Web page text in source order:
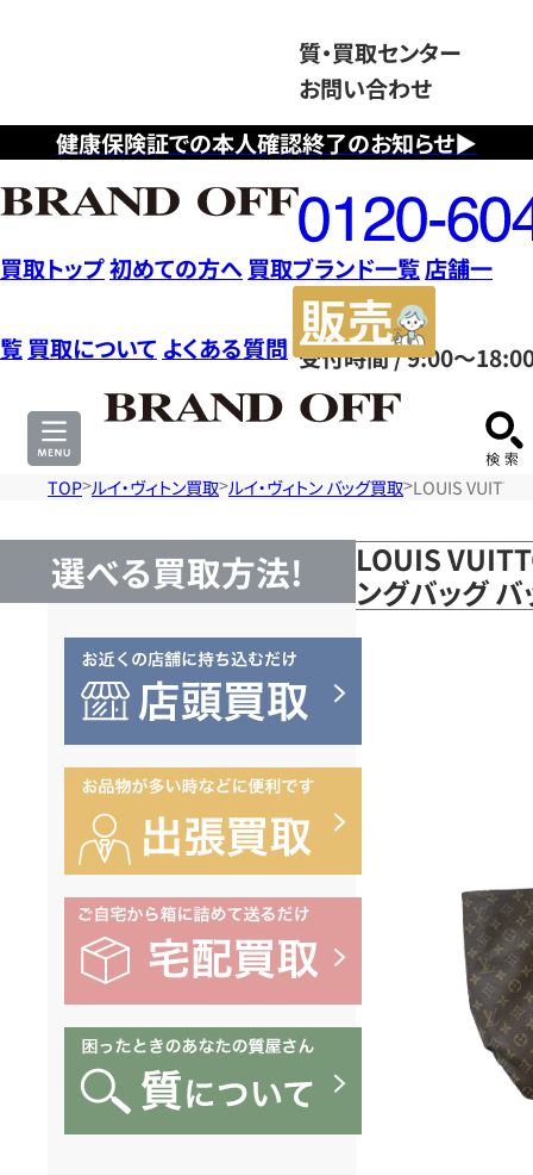
健康保険証での本人確認終了のお知らせ▶
質・買取センター
お問い合わせ
フ
リ
ー
ダ
イ
ヤ
ル
0120604117
受付時間 / 9:00～
買取トップ初めての方へ 買取ブランド一覧店舗一
覧 買取について よくある質問
サ
TOP ルイ・ヴィトン買取 ルイ・ヴィトン バッグ買取 LOUIS
選べる買取方法!
LOUIS
ングバッグ